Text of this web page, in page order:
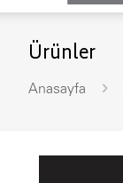
Ürünler
Anasayfa